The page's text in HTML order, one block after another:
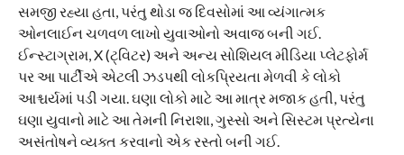
સમજી રહ્યા હતા, પરંતુ થોડા જ દિવસોમાં આ વ્યંગાત્મક
ઓનલાઈન ચળવળ લાખો યુવાઓનો અવાજ બની ગઈ.
ઈન્સ્ટાગ્રામ, X (ટ્વિટર) અને અન્ય સોશિયલ મીડિયા પ્લેટફોર્મ
પર આ પાર્ટીએ એટલી ઝડપથી લોકપ્રિયતા મેળવી કે લોકો
આશ્ચર્યમાં પડી ગયા. ઘણા લોકો માટે આ માત્ર મજાક હતી, પરંતુ
ઘણા યુવાનો માટે આ તેમની નિરાશા, ગુસ્સો અને સિસ્ટમ પ્રત્યેના
અસંતોષને વ્યક્ત કરવાનો એક રસ્તો બની ગઈ.